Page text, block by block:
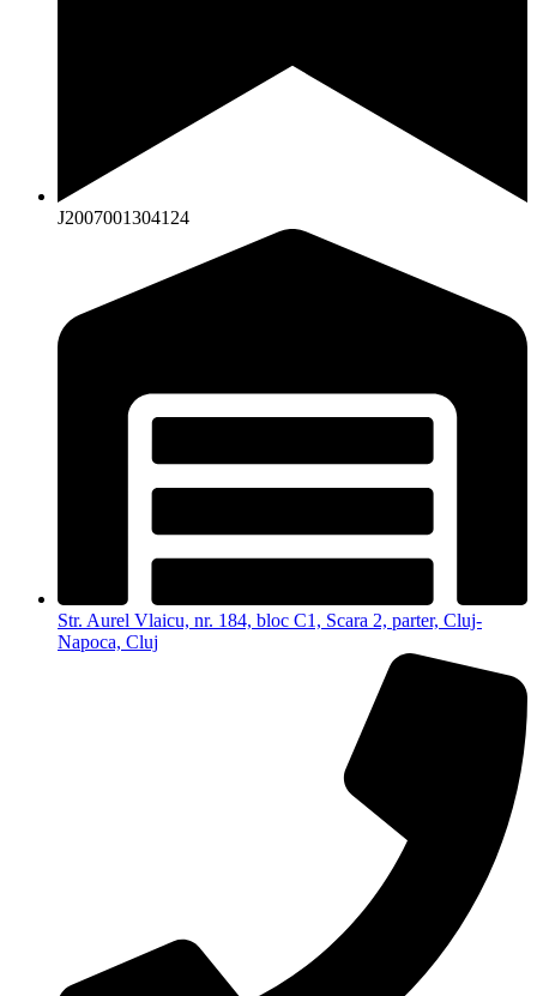
J2007001304124
Str. Aurel Vlaicu, nr. 184, bloc C1, Scara 2, parter, Cluj-
Napoca, Cluj